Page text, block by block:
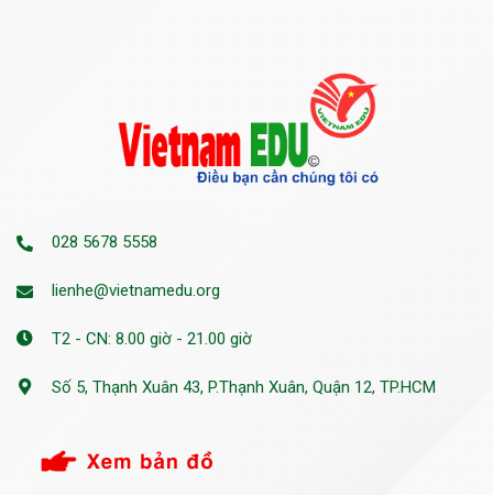
028 5678 5558
lienhe@vietnamedu.org
T2 - CN: 8.00 giờ - 21.00 giờ
Số 5, Thạnh Xuân 43, P.Thạnh Xuân, Quận 12, TP.HCM